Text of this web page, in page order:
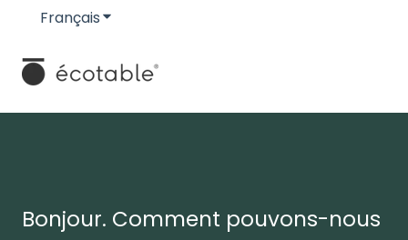
FrançaisAfficher le sous-menu pour les traductions
Bonjour. Comment pouvons-nous